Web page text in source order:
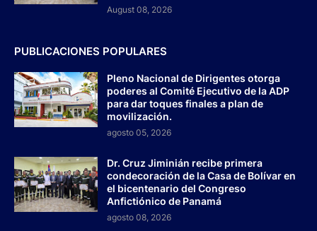
August 08, 2026
PUBLICACIONES POPULARES
Pleno Nacional de Dirigentes otorga
poderes al Comité Ejecutivo de la ADP
para dar toques finales a plan de
movilización.
agosto 05, 2026
Dr. Cruz Jiminián recibe primera
condecoración de la Casa de Bolívar en
el bicentenario del Congreso
Anfictiónico de Panamá
agosto 08, 2026